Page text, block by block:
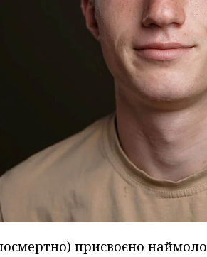
присвоєно